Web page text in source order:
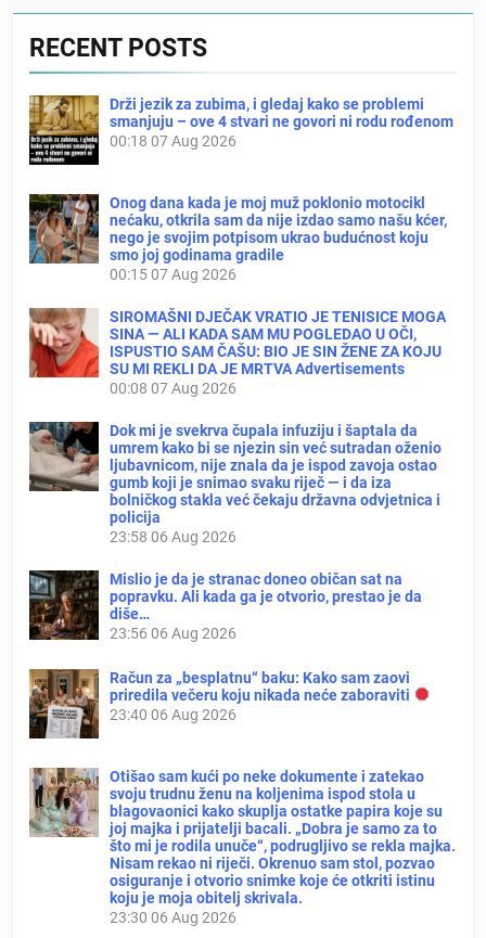
RECENT POSTS
Drži jezik za zubima, i gledaj kako se problemi
smanjuju – ove 4 stvari ne govori ni rodu rođenom
00:18 07 Aug 2026
Onog dana kada je moj muž poklonio motocikl
nećaku, otkrila sam da nije izdao samo našu kćer,
nego je svojim potpisom ukrao budućnost koju
smo joj godinama gradile
00:1507 Aug 2026
SIROMAŠNI DJEČAK VRATIO JE TENISICE MOGA
SINA — ALI KADA SAM MU POGLEDAO U OČI,
ISPUSTIO SAM ČAŠU: BIO JE SIN ŽENE ZA KOJU
SU MI REKLI DA JE MRTVA Advertisements
00:08 07 Aug 2026
Dok mi je svekrva čupala infuziju i šaptala da
umrem kako bi se njezin sin već sutradan oženio
ljubavnicom, nije znala da je ispod zavoja ostao
gumb koji je snimao svaku riječ — i da iza
bolničkog stakla već čekaju državna odvjetnica i
policija
23:58 06 Aug 2026
Mislio je da je stranac doneo običan sat na
popravku. Ali kada ga je otvorio, prestao je da
diše…
23:56 06 Aug 2026
Račun za „besplatnu“ baku: Kako sam zaovi
priredila večeru koju nikada neće zaboraviti
23:40 06 Aug 2026
Otišao sam kući po neke dokumente i zatekao
svoju trudnu ženu na koljenima ispod stola u
blagovaonici kako skuplja ostatke papira koje su
joj majka i prijatelji bacali. „Dobra je samo za to
što mi je rodila unuče“, podrugljivo se rekla majka.
Nisam rekao ni riječi. Okrenuo sam stol, pozvao
osiguranje i otvorio snimke koje će otkriti istinu
koju je moja obitelj skrivala.
23:30 06 Aug 2026